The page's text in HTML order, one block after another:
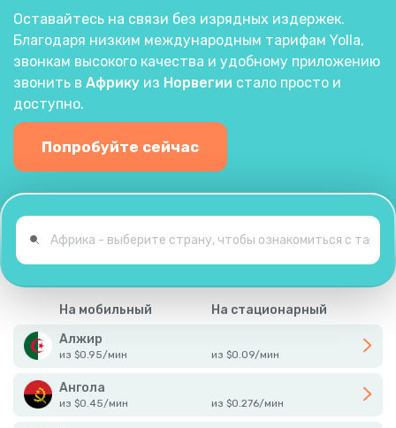
Оставайтесь на связи без изрядных издержек.
Благодаря низким международным тарифам Yolla,
звонкам высокого качества и удобному приложению
звонить в Африку из Норвегии стало просто и
доступно.
Попробуйте сейчас
На мобильный
На стационарный
Алжир
из $0.95/мин из $0.09/мин
Ангола
из $0.45/мин из $0.276/мин